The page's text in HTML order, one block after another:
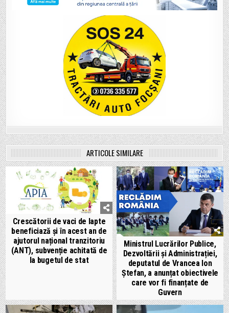
ARTICOLE SIMILARE
Crescătorii de vaci de lapte
beneficiază și în acest an de
ajutorul național tranzitoriu
(ANT), subvenție achitată de
la bugetul de stat
Ministrul Lucrărilor Publice,
Dezvoltării și Administrației,
deputatul de Vrancea Ion
Ștefan, a anunțat obiectivele
care vor fi finanțate de
Guvern